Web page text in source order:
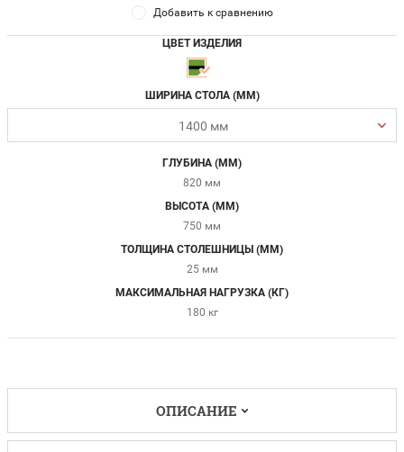
Добавить к сравнению
ЦВЕТ ИЗДЕЛИЯ
ШИРИНА СТОЛА (ММ)
1400 мм
ГЛУБИНА (ММ)
820 мм
ВЫСОТА (ММ)
750 мм
ТОЛЩИНА СТОЛЕШНИЦЫ (ММ)
25 мм
МАКСИМАЛЬНАЯ НАГРУЗКА (КГ)
180 кг
ОПИСАНИЕ